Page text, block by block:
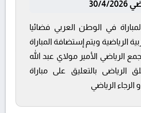
2026
في الوطن العربي فضائيا
الرياضية ويتم إستضافة المباراة
الرياضي الأمير مولاي عبد الله
الرياضى بالتعليق على مباراة
الرياضي